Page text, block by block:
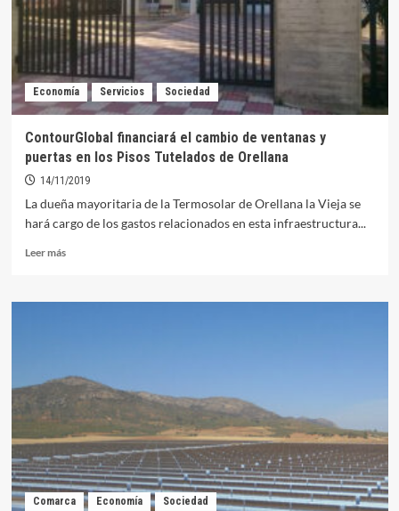
Cuartel
de
Orellana
Economía Servicios Sociedad
ContourGlobal financiará el cambio de ventanas y
puertas en los Pisos Tutelados de Orellana
14/11/2019
La dueña mayoritaria de la Termosolar de Orellana la Vieja se
hará cargo de los gastos relacionados en esta infraestructura...
Leer másLeer
ContourGlobal
ventanas
puertas
en
los
Pisos
Tutelados
de
Comarca Economía Sociedad